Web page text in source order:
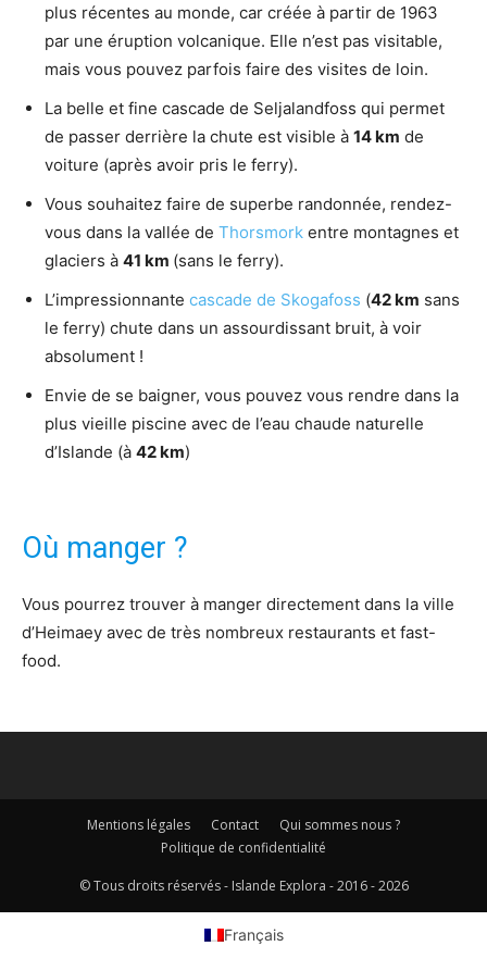
plus récentes au monde, car créée à partir de 1963
par une éruption volcanique. Elle n’est pas visitable,
mais vous pouvez parfois faire des visites de loin.
La belle et fine cascade de Seljalandfoss qui permet
de passer derrière la chute est visible à 14 km de
voiture (après avoir pris le ferry).
Vous souhaitez faire de superbe randonnée, rendez-
vous dans la vallée de Thorsmork entre montagnes et
glaciers à 41 km (sans le ferry).
L’impressionnante cascade de Skogafoss (42 km sans
le ferry) chute dans un assourdissant bruit, à voir
absolument !
Envie de se baigner, vous pouvez vous rendre dans la
plus vieille piscine avec de l’eau chaude naturelle
d’Islande (à 42 km)
Où manger ?
Vous pourrez trouver à manger directement dans la ville
d’Heimaey avec de très nombreux restaurants et fast-
food.
Mentions légales Contact
Qui sommes nous ?
Politique de confidentialité
© Tous droits réservés - Islande Explora - 2016 - 2026
Français